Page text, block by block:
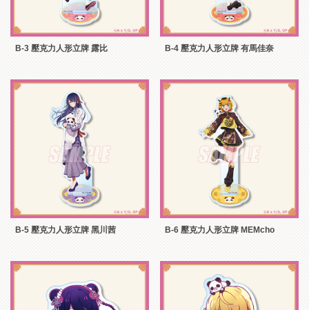
B-3 壓克力人形立牌 露比 B-4 壓克力人形立牌 有馬佳奈
B-5 壓克力人形立牌 黑川茜 B-6 壓克力人形立牌 MEMcho